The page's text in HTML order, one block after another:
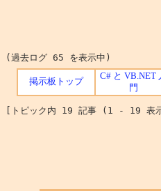
(過去ログ 65 を表示中)
掲示板トップ
C# と VB.NET
門
[トピック内 19 記事 (1 - 19